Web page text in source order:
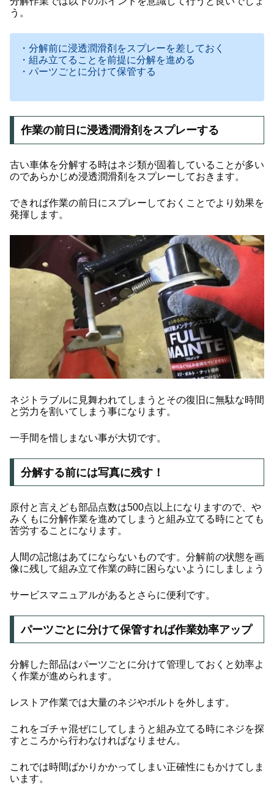
う。
・分解前に浸透潤滑剤をスプレーを差しておく
・組み立てることを前提に分解を進める
・パーツごとに分けて保管する
作業の前日に浸透潤滑剤をスプレーする
古い車体を分解する時はネジ類が固着していることが多い
のであらかじめ浸透潤滑剤をスプレーしておきます。
できれば作業の前日にスプレーしておくことでより効果を
発揮します。
ネジトラブルに見舞われてしまうとその復旧に無駄な時間
と労力を割いてしまう事になります。
一手間を惜しまない事が大切です。
分解する前には写真に残す！
原付と言えども部品点数は500点以上になりますので、や
みくもに分解作業を進めてしまうと組み立てる時にとても
苦労することになります。
人間の記憶はあてにならないものです。分解前の状態を画
像に残して組み立て作業の時に困らないようにしましょう
サービスマニュアルがあるとさらに便利です。
パーツごとに分けて保管すれば作業効率アップ
分解した部品はパーツごとに分けて管理しておくと効率よ
く作業が進められます。
レストア作業では大量のネジやボルトを外します。
これをゴチャ混ぜにしてしまうと組み立てる時にネジを探
すところから行わなければなりません。
これでは時間ばかりかかってしまい正確性にもかけてしま
います。